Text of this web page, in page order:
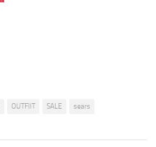
OUTFIIT SALE sears